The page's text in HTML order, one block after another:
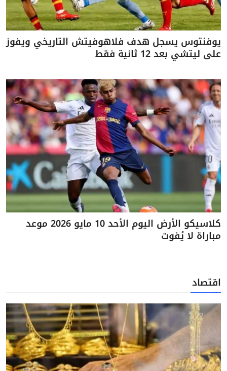
يوفنتوس يسجل هدف فلاهوفيتش التاريخي ويفوز
على ليتشي بعد 12 ثانية فقط
كلاسيكو الأرض اليوم الأحد 10 مايو 2026 موعد
مباراة لا يُفوت
اقتصاد